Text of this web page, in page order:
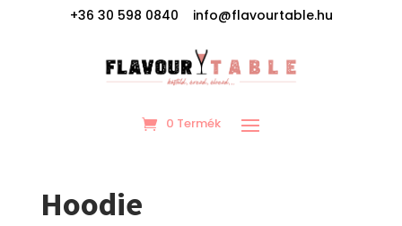
+36 30 598 0840 info@flavourtable.hu
0 Termék
Hoodie